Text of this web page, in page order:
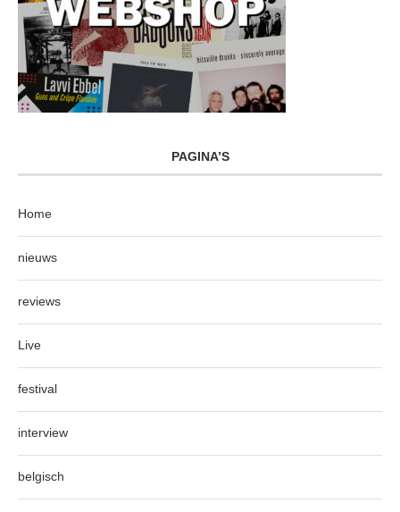
PAGINA’S
Home
nieuws
reviews
Live
festival
interview
belgisch